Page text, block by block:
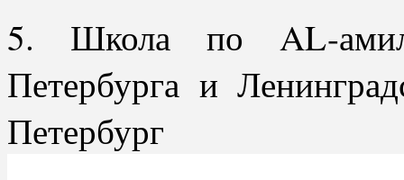
5. Школа по AL-
Петербурга и
Петербург